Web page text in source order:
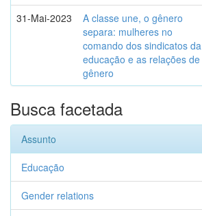
31-Mai-2023
A classe une, o gênero
separa: mulheres no
comando dos sindicatos da
educação e as relações de
gênero
Busca facetada
Assunto
Educação
Gender relations